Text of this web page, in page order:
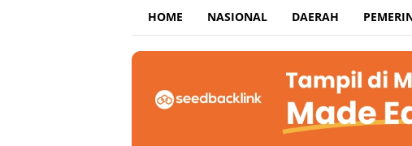
p
o
HOME NASIONAL DAERAH